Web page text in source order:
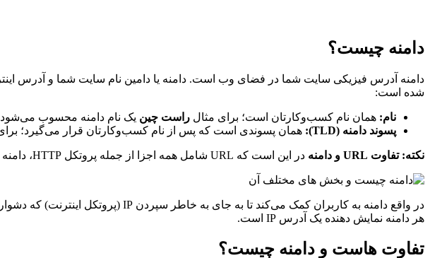
دامنه چیست؟
دامنه آدرس فیزیکی سایت شما در فضای وب است. دامنه یا دامین نام سایت شما و آدرس
شده است:
نام: همان نام کسب‌وکارتان است؛ برای مثال راست چین یک نام دامنه محسوب
پسوند دامنه (TLD):
همان پسوندی است که پس از نام کسب‌وکارتان قرار می‌گیرد؛ برای
نکته: تفاوت URL و دامنه در این است که URL شامل همه اجزا از جمله پروتکل HTTP، دامنه و مسیر هم می‌شود ولی نام دامنه فقط از دو بخش تشکیل شده است.
هر دامنه نمایش دهنده یک آدرس IP است.
تفاوت هاست و دامنه چیست؟